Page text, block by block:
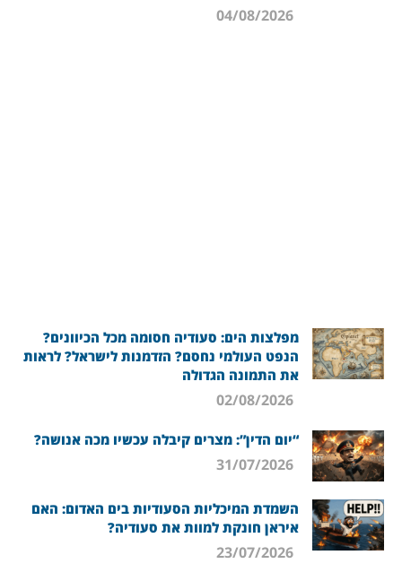
מפלצות הים: סעודיה חסומה מכל הכיוונים?
הנפט העולמי נחסם? הזדמנות לישראל? לראות
את התמונה הגדולה
“יום הדין”: מצרים קיבלה עכשיו מכה אנושה?
השמדת המיכליות הסעודיות בים האדום: האם
איראן חונקת למוות את סעודיה?